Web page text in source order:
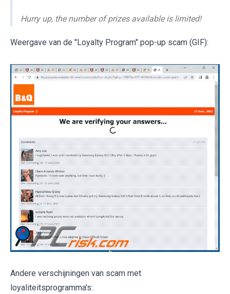
Hurry up, the number of prizes available is limited!
Weergave van de "Loyalty Program" pop-up scam (GIF):
Andere verschijningen van scam met
loyaliteitsprogramma's: